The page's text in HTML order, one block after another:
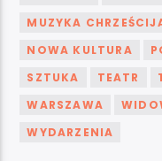
MUZYKA
NOWA KULTURA
SZTUKA
TEATR
WARSZAWA
WYDARZENIA